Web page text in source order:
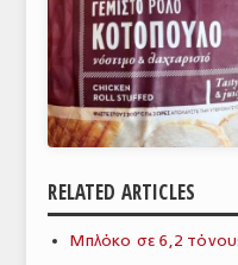
ΕΙΔΗΣΕΙΣ
ΕΥΡΩΠΑΪΚΕΣ ΑΠΟΦΑΣΕΙΣ
ΘΕΜΑΤΑ
ΑΝΑΛΥΣΕΙΣ
RELATED ARTICLES
Μπλόκο σε 6,2